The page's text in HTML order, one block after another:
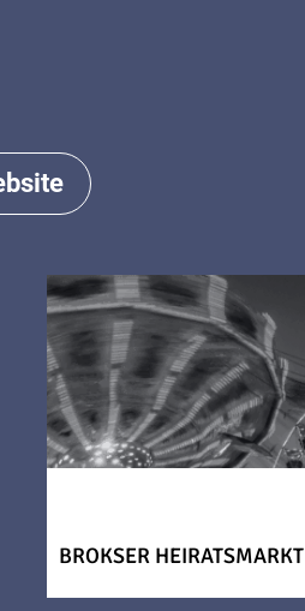
BROKSER HEIRATSMARKT